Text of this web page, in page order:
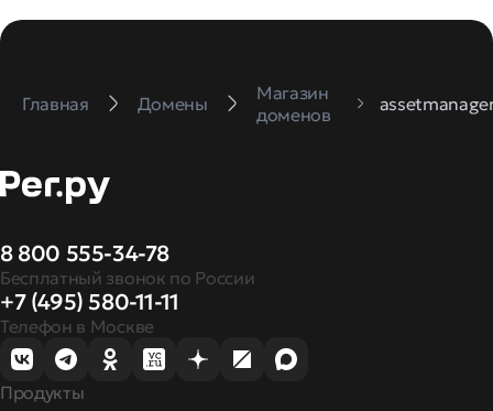
Главная Домены
Магазин
доменов
8 800 555-34-78
Бесплатный звонок по России
+7 (495) 580-11-11
Телефон в Москве
Продукты